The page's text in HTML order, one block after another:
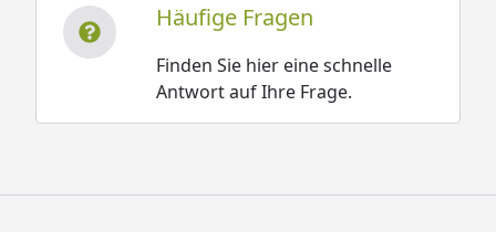
Häufige Fragen
Finden Sie hier eine schnelle
Antwort auf Ihre Frage.